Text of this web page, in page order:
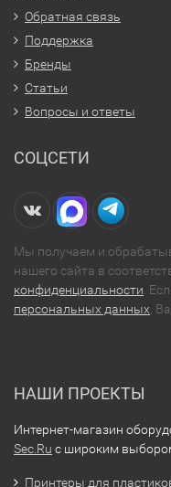
Обратная связь
Поддержка
Бренды
Статьи
Вопросы и ответы
СОЦСЕТИ
Мы получаем и
нашего сайта в
конфиденциальности .
персональных данных ,
НАШИ ПРОЕКТЫ
Интернет-магазин
Sec.Ru с широким
Принтеры для